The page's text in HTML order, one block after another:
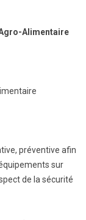
Alimentaire
préventive afin
sur
de la sécurité